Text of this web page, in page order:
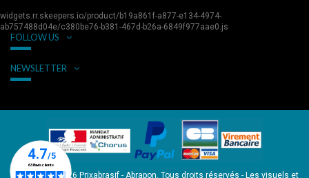
widgets.rr.skeepers.io/product/b19a861f-a877-e134-4974-
ab757488d04e/c380be76-b381-467d-b26a-6849f977aae0.js
FOLLOW US
NEWSLETTER
Copyright © 2026 Prixabrasif - Abrapon. Tous droits réservés - Les visuels et